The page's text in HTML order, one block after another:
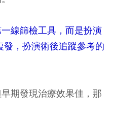
線篩檢工具，而是扮演
，扮演術後追蹤參考的
期發現治療效果佳，那